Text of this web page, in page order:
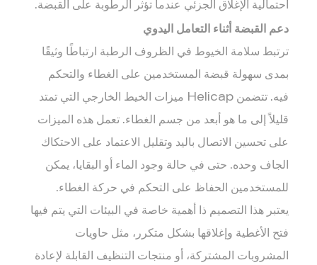
احتمالية الإغلاق الجزئي عندما تؤثر الرطوبة على القبضة.
دعم القبضة أثناء التعامل اليدوي
ترتبط سلامة الخيوط في الظروف الرطبة ارتباطًا وثيقًا
بمدى سهولة قبضة المستخدمين على الغطاء والتحكم
فيه. تتضمن Helicap ميزات الخيط الخارجي التي تمتد
قليلاً إلى ما هو أبعد من جسم الغطاء. تعمل هذه الميزات
على تحسين الاتصال باليد وتقليل الاعتماد على الاحتكاك
الجاف وحده. حتى في حالة وجود الماء أو البقايا، يمكن
للمستخدمين الحفاظ على التحكم في حركة الغطاء.
يعتبر هذا التصميم ذا أهمية خاصة في البيئات التي يتم فيها
فتح الأغطية وإغلاقها بشكل متكرر، مثل حاويات
المشروبات المشتركة، أو منتجات التنظيف القابلة لإعادة